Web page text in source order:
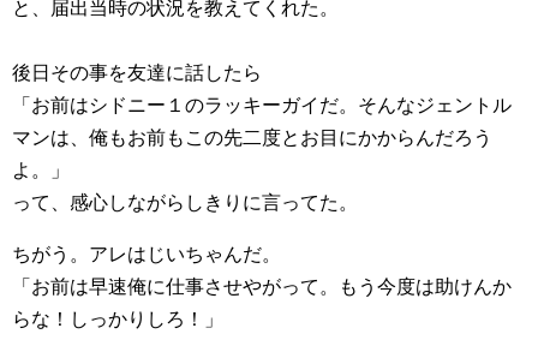
と、届出当時の状況を教えてくれた。
後日その事を友達に話したら
「お前はシドニー１のラッキーガイだ。そんなジェントル
マンは、俺もお前もこの先二度とお目にかからんだろう
よ。」
って、感心しながらしきりに言ってた。
ちがう。アレはじいちゃんだ。
「お前は早速俺に仕事させやがって。もう今度は助けんか
らな！しっかりしろ！」